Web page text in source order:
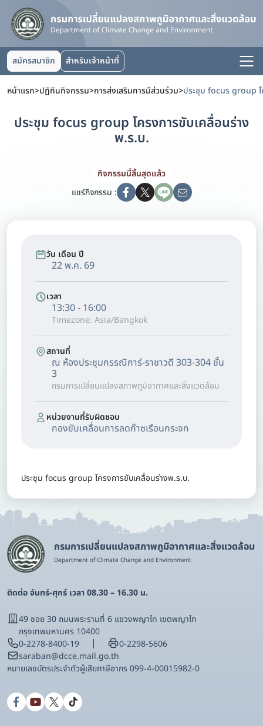
สมัครสมาชิก สำหรับเจ้าหน้าที่
หน้าแรก>ปฏิทินกิจกรรม>การส่งเสริมการมีส่วนร่วม>
ประชุม focus group โครงการขับเคลื่อนร่าง
พ.ร.บ.
กิจกรรมนี้สิ้นสุดแล้ว
แชร์กิจกรรม :
วัน เดือน ปี
22 พ.ค. 69
เวลา
13:30 - 16:00
Timezone: Asia/Bangkok
สถานที่
ณ ห้องประชุมกรรณิการ์-ราชาวดี 303-304 ชั้น
3
กรมการเปลี่ยนแปลงสภาพภูมิอากาศและสิ่งแวดล้อม
หน่วยงานที่รับผิดชอบ
กองขับเคลื่อนการลดก๊าซเรือนกระจก
ประชุม focus group โครงการขับเคลื่อนร่างพ.ร.บ.
กรมการเปลี่ยนแปลงสภาพภูมิอากาศและสิ่งแวดล้อม
Department of Climate Change and Environment
ติดต่อ จันทร์-ศุกร์ เวลา 08.30 – 16.30 น.
49 ซอย 30 ถนนพระรามที่ 6 แขวงพญาไท เขตพญาไท
กรุงเทพมหานคร 10400
0-2278-8400-19
0-2298-5606
saraban@dcce.mail.go.th
หมายเลขบัตรประจําตัวผู้เสียภาษีอากร 099-4-00015982-0